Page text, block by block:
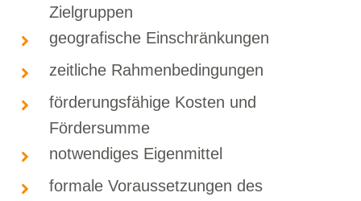
Zielgruppen
geografische Einschränkungen
zeitliche Rahmenbedingungen
förderungsfähige Kosten und
Fördersumme
notwendiges Eigenmittel
formale Voraussetzungen des